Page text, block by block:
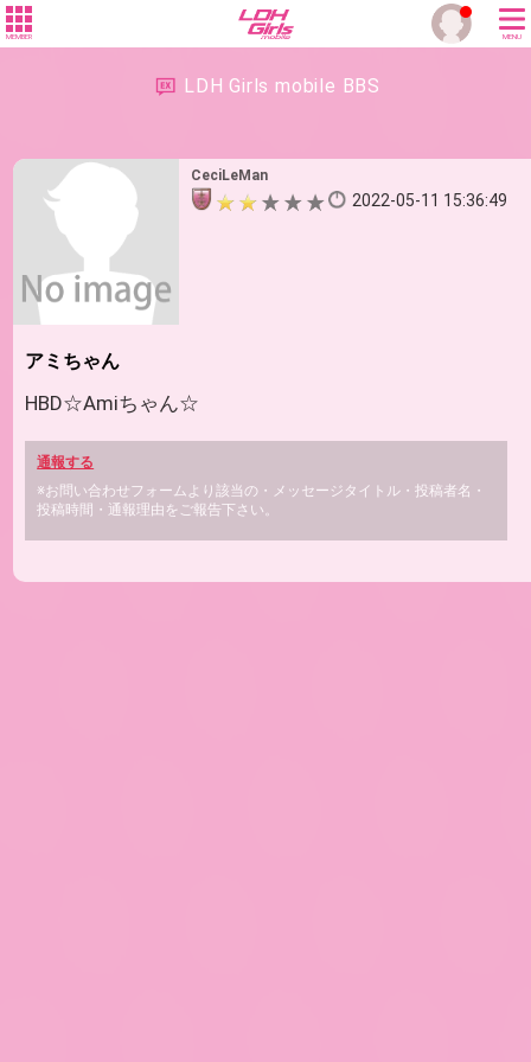
MEMBER MENU
LDH Girls mobile BBS
CeciLeMan
2022-05-11 15:36:49
アミちゃん
HBD☆Amiちゃん☆
通報する
※お問い合わせフォームより該当の・メッセージタイトル・投稿者名・
投稿時間・通報理由をご報告下さい。